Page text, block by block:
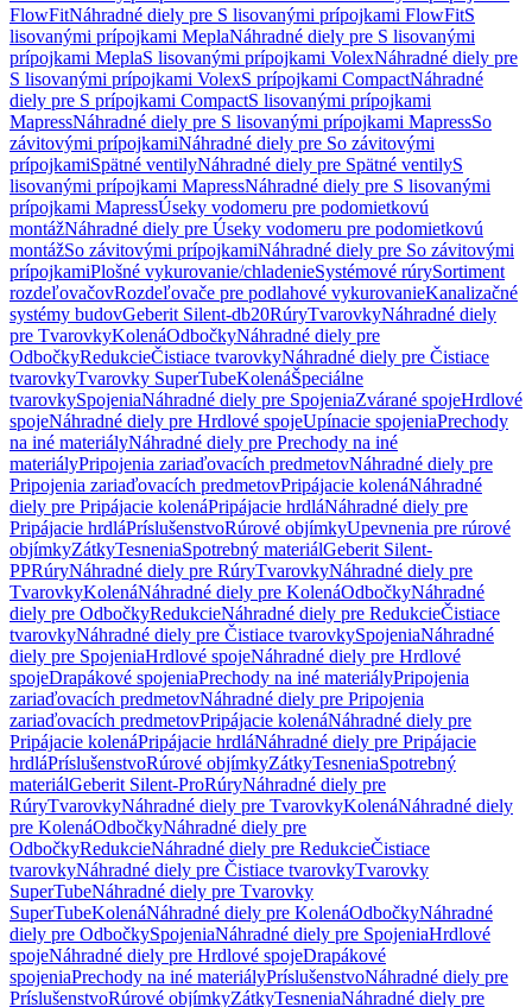
FlowFitNáhradné diely pre S lisovanými prípojkami FlowFitS
lisovanými prípojkami MeplaNáhradné diely pre S lisovanými
prípojkami MeplaS lisovanými prípojkami VolexNáhradné diely pre
S lisovanými prípojkami VolexS prípojkami CompactNáhradné
diely pre S prípojkami CompactS lisovanými prípojkami
MapressNáhradné diely pre S lisovanými prípojkami MapressSo
závitovými prípojkamiNáhradné diely pre So závitovými
prípojkamiSpätné ventilyNáhradné diely pre Spätné ventilyS
lisovanými prípojkami MapressNáhradné diely pre S lisovanými
prípojkami MapressÚseky vodomeru pre podomietkovú
montážNáhradné diely pre Úseky vodomeru pre podomietkovú
montážSo závitovými prípojkamiNáhradné diely pre So závitovými
prípojkamiPlošné vykurovanie/chladenieSystémové rúrySortiment
rozdeľovačovRozdeľovače pre podlahové vykurovanieKanalizačné
systémy budovGeberit Silent-db20RúryTvarovkyNáhradné diely
pre TvarovkyKolenáOdbočkyNáhradné diely pre
OdbočkyRedukcieČistiace tvarovkyNáhradné diely pre Čistiace
tvarovkyTvarovky SuperTubeKolenáŠpeciálne
tvarovkySpojeniaNáhradné diely pre SpojeniaZvárané spojeHrdlové
spojeNáhradné diely pre Hrdlové spojeUpínacie spojeniaPrechody
na iné materiályNáhradné diely pre Prechody na iné
materiályPripojenia zariaďovacích predmetovNáhradné diely pre
Pripojenia zariaďovacích predmetovPripájacie kolenáNáhradné
diely pre Pripájacie kolenáPripájacie hrdláNáhradné diely pre
Pripájacie hrdláPríslušenstvoRúrové objímkyUpevnenia pre rúrové
objímkyZátkyTesneniaSpotrebný materiálGeberit Silent-
PPRúryNáhradné diely pre RúryTvarovkyNáhradné diely pre
TvarovkyKolenáNáhradné diely pre KolenáOdbočkyNáhradné
diely pre OdbočkyRedukcieNáhradné diely pre RedukcieČistiace
tvarovkyNáhradné diely pre Čistiace tvarovkySpojeniaNáhradné
diely pre SpojeniaHrdlové spojeNáhradné diely pre Hrdlové
spojeDrapákové spojeniaPrechody na iné materiályPripojenia
zariaďovacích predmetovNáhradné diely pre Pripojenia
zariaďovacích predmetovPripájacie kolenáNáhradné diely pre
Pripájacie kolenáPripájacie hrdláNáhradné diely pre Pripájacie
hrdláPríslušenstvoRúrové objímkyZátkyTesneniaSpotrebný
materiálGeberit Silent-ProRúryNáhradné diely pre
RúryTvarovkyNáhradné diely pre TvarovkyKolenáNáhradné diely
pre KolenáOdbočkyNáhradné diely pre
OdbočkyRedukcieNáhradné diely pre RedukcieČistiace
tvarovkyNáhradné diely pre Čistiace tvarovkyTvarovky
SuperTubeNáhradné diely pre Tvarovky
SuperTubeKolenáNáhradné diely pre KolenáOdbočkyNáhradné
diely pre OdbočkySpojeniaNáhradné diely pre SpojeniaHrdlové
spojeNáhradné diely pre Hrdlové spojeDrapákové
spojeniaPrechody na iné materiályPríslušenstvoNáhradné diely pre
PríslušenstvoRúrové objímkyZátkyTesneniaNáhradné diely pre